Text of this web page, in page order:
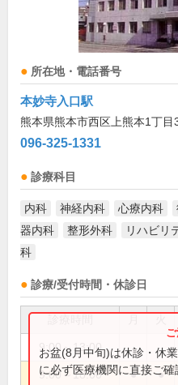
所在地・電話番号
本妙寺入口駅
熊本県熊本市西区上熊本1丁目
096-325-1331
診療科目
内科 神経内科 心療内科
器内科
整形外科 リハビリ
科
診療/受付時間・休診日
9:00～13:00
9:00～18:00 ● ●
お盆(8月中旬)は休診・休
に必ず医療機関に直接ご確